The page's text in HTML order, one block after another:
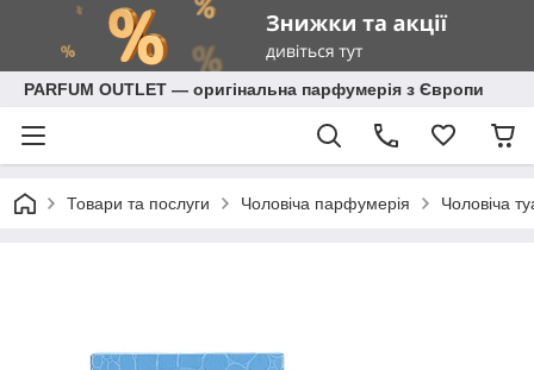
PARFUM OUTLET — оригінальна парфумерія з Європи
Товари та послуги Чоловіча парфумерія Чоловіча